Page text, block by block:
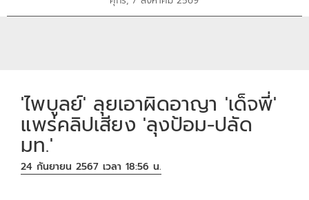
'ไพบูลย์' ลุยเอาผิดอาญา 'เด็จพี่'
แพร่คลิปเสียง 'ลุงป้อม-ปลัด
มท.'
24 กันยายน 2567 เวลา 18:56 น.